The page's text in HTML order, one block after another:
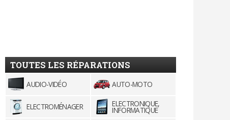
TOUTES LES RÉPARATIONS
AUDIO-VIDÉO AUTO-MOTO
ELECTROMÉNAGER ELECTRONIQUE,
INFORMATIQUE